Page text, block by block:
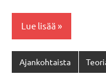
Lue lisää
Ajankohtaista